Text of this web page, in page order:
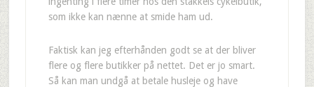
som ikke kan nænne at smide ham ud.
Faktisk kan jeg efterhånden godt se at der bliver
flere og flere butikker på nettet. Det er jo smart.
Så kan man undgå at betale husleje og have